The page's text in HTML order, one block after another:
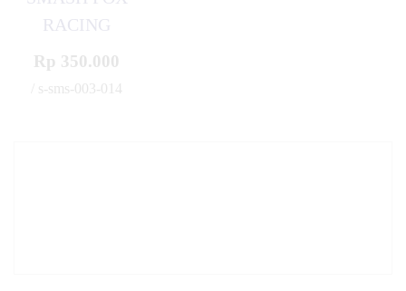
RACING
Rp 350.000
/ s-sms-003-014